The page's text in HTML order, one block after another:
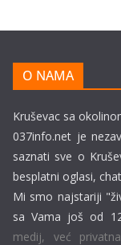
O NAMA
Kruševac sa
037info.net je
saznati sve o
besplatni oglasi,
Mi smo najstariji
sa Vama još od
medij, već